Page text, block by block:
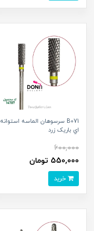
B071 سرسوهان الماسه استوانه
اي باريک زرد
600,000
550,000 تومان